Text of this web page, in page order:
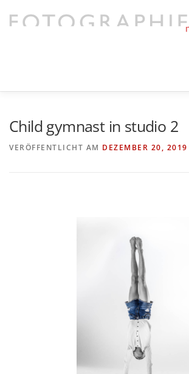
zum
Inhalt
Child gymnast in studio 2
VERÖFFENTLICHT AM DEZEMBER 20, 2019